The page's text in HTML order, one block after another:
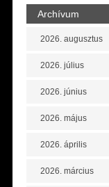
Archívum
2026. augusztus
2026. július
2026. június
2026. május
2026. április
2026. március